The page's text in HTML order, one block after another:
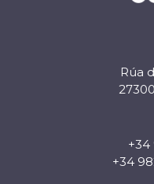
Rúa
+34
+34